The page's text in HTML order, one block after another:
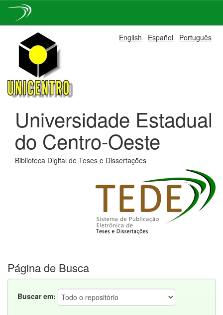
navigation
English Español Português
Universidade Estadual
do Centro-Oeste
Biblioteca Digital de Teses e Dissertações
Página de Busca
Buscar em: